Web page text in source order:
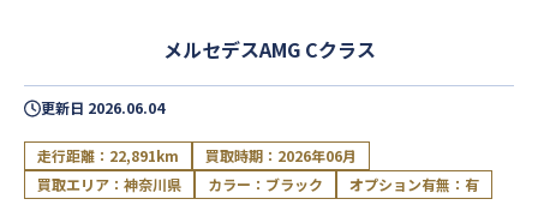
メルセデスAMG Cクラス
更新日 2026.06.04
走行距離：22,891km
買取時期：2026年06月
買取エリア：神奈川県
カラー：ブラック オプション有無：有